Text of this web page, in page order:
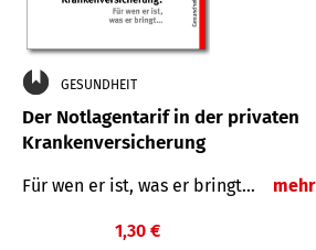
GESUNDHEIT
Der Notlagentarif in der privaten
Krankenversicherung
Für wen er ist, was er bringt… mehr
1,30 €